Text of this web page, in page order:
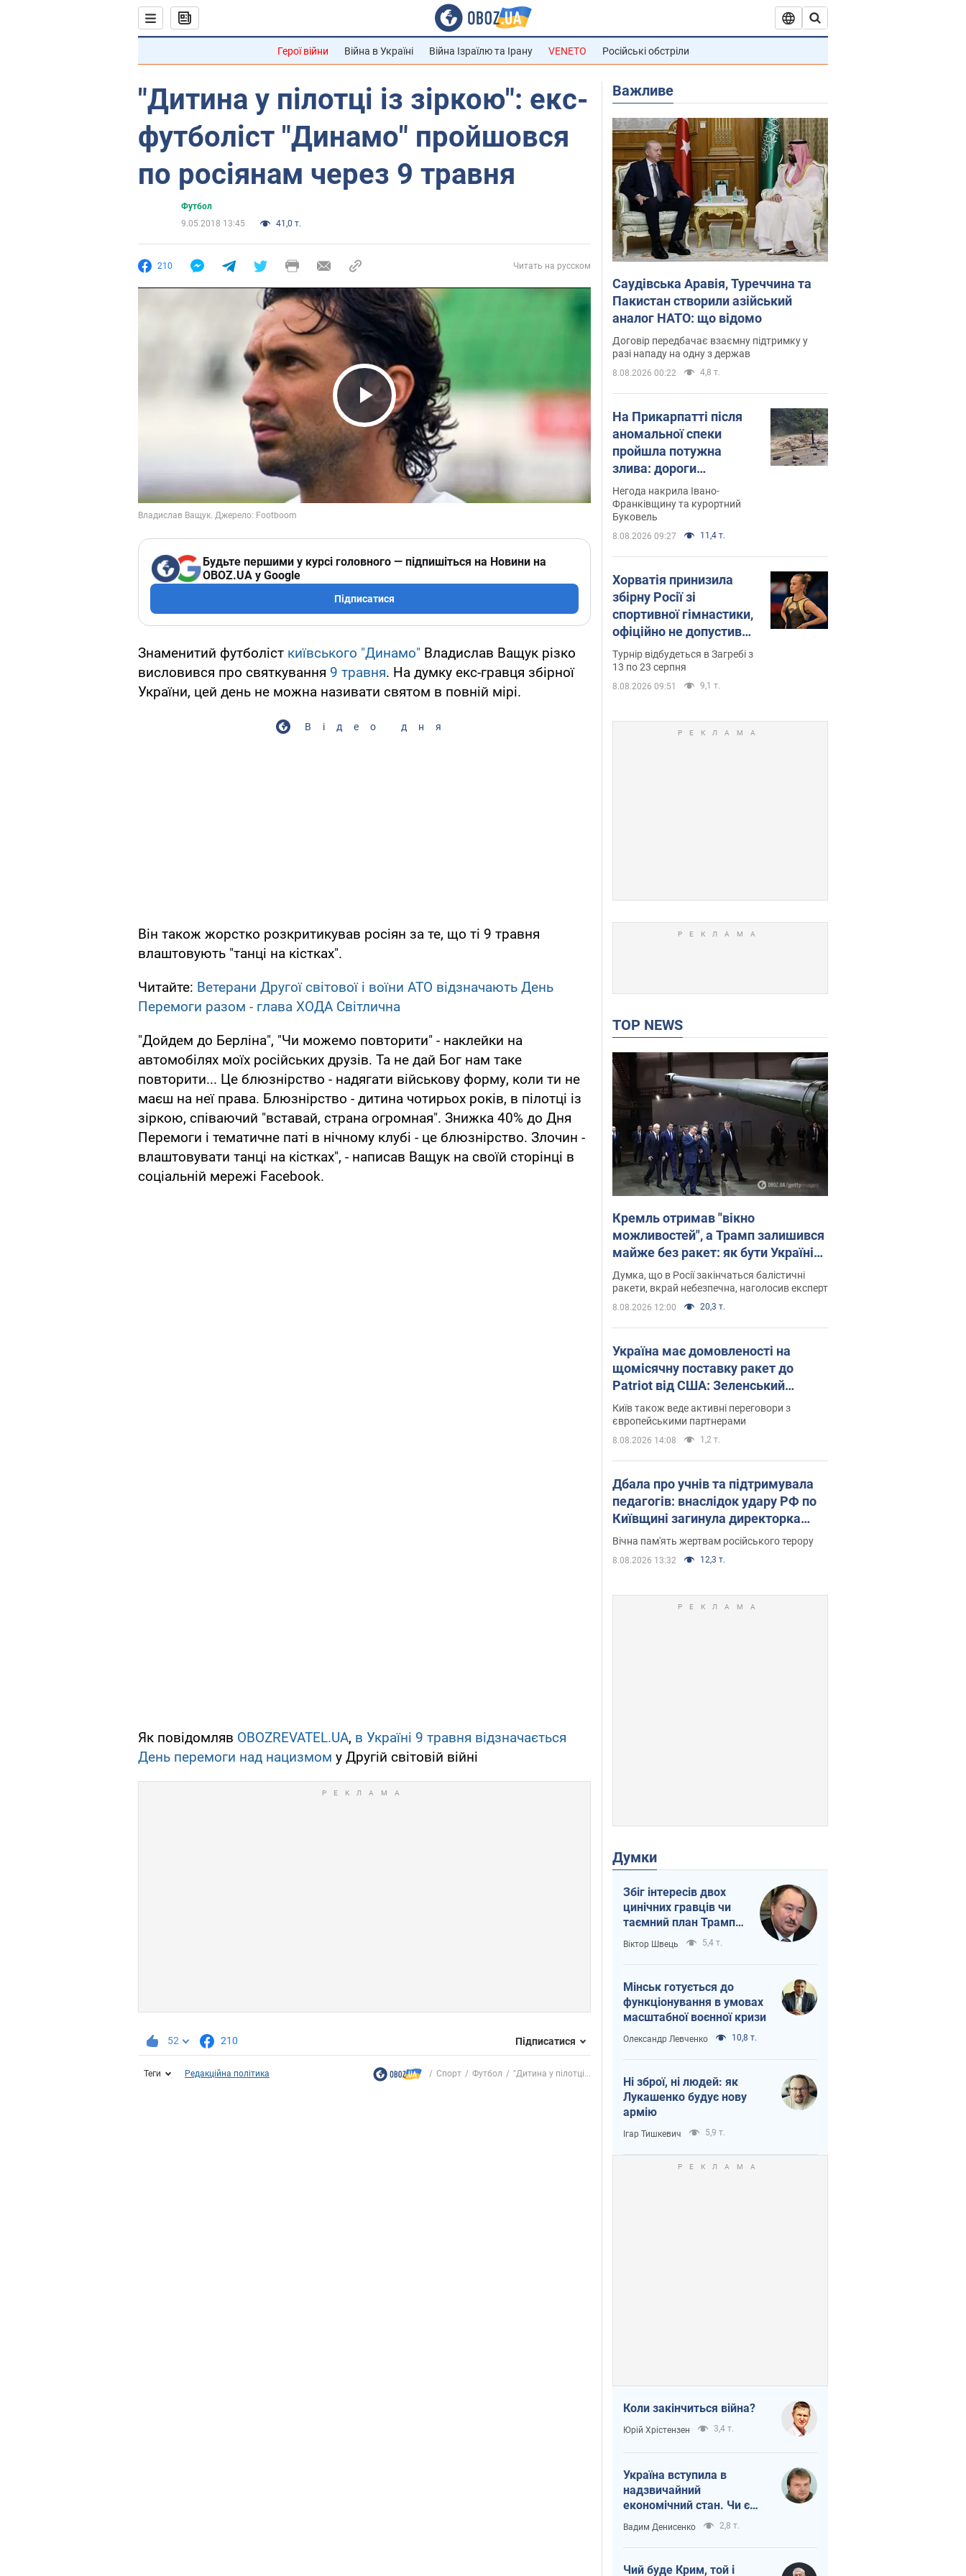
Герої війни Війна в Україні Війна Ізраїлю та Ірану VENETO Російські обстріли
"Дитина у пілотці із зіркою": екс-
футболіст "Динамо" пройшовся
по росіянам через 9 травня
Футбол
9.05.2018 13:45
41,0 т.
210 Читать на русском
Play Video
Будьте першими у курсі головного — підпишіться на Новини на
OBOZ.UA у Google
Підписатися
Знаменитий футболіст київського "Динамо" Владислав Ващук різко
висловився про святкування 9 травня. На думку екс-гравця збірної
України, цей день не можна називати святом в повній мірі.
Відео дня
Він також жорстко розкритикував росіян за те, що ті 9 травня
влаштовують "танці на кістках".
Читайте: Ветерани Другої світової і воїни АТО відзначають День
Перемоги разом - глава ХОДА Світлична
"Дойдем до Берліна", "Чи можемо повторити" - наклейки на
автомобілях моїх російських друзів. Та не дай Бог нам таке
повторити... Це блюзнірство - надягати військову форму, коли ти не
маєш на неї права. Блюзнірство - дитина чотирьох років, в пілотці із
зіркою, співаючий "вставай, страна огромная". Знижка 40% до Дня
Перемоги і тематичне паті в нічному клубі - це блюзнірство. Злочин -
влаштовувати танці на кістках", - написав Ващук на своїй сторінці в
соціальній мережі Facebook.
Як повідомляв OBOZREVATEL.UA, в Україні 9 травня відзначається
День перемоги над нацизмом у Другій світовій війні
52 210 Підписатися
Теги Редакційна політика Спорт Футбол "Дитина у пілотці...
Важливе
Саудівська Аравія, Туреччина та
Пакистан створили азійський
аналог НАТО: що відомо
Договір передбачає взаємну підтримку у
разі нападу на одну з держав
8.08.2026 00:22 4,8 т.
На Прикарпатті після
аномальної спеки
пройшла потужна
злива: дороги
перетворились на
річки. Відео
Негода накрила Івано-
Франківщину та курортний
Буковель
8.08.2026 09:27 11,4 т.
Хорватія принизила
збірну Росії зі
спортивної гімнастики,
офіційно не допустивши
до чемпіонату Європи
основних спортсменів
Турнір відбудеться в Загребі з
13 по 23 серпня
8.08.2026 09:51 9,1 т.
TOP NEWS
Кремль отримав "вікно
можливостей", а Трамп залишився
майже без ракет: як бути Україні?
Інтерв’ю з Мельником
Думка, що в Росії закінчаться балістичні
ракети, вкрай небезпечна, наголосив експерт
8.08.2026 12:00 20,3 т.
Україна має домовленості на
щомісячну поставку ракет до
Patriot від США: Зеленський
розкрив подробиці
Київ також веде активні переговори з
європейськими партнерами
8.08.2026 14:08 1,2 т.
Дбала про учнів та підтримувала
педагогів: внаслідок удару РФ по
Київщині загинула директорка
київського ліцею, її чоловік та онук
Вічна пам'ять жертвам російського терору
8.08.2026 13:32 12,3 т.
Думки
Збіг інтересів двох
цинічних гравців чи
таємний план Трампа
і Путіна?
Віктор Швець 5,4 т.
Мінськ готується до
функціонування в умовах
масштабної воєнної кризи
Олександр Левченко 10,8 т.
Ні зброї, ні людей: як
Лукашенко будує нову
армію
Ігар Тишкевич 5,9 т.
Коли закінчиться війна?
Юрій Хрістензен 3,4 т.
Україна вступила в
надзвичайний
економічний стан. Чи є
світло вкінці тунелю?
Вадим Денисенко 2,8 т.
Чий буде Крим, той і